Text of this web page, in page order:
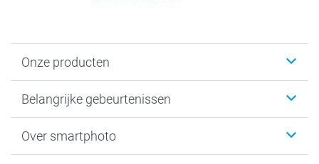
Onze producten
Fotogeschenken
Fotoprints, Fotoposter & Fotoalbum met fotoprints
Belangrijke gebeurtenissen
Baby
Over smartphoto